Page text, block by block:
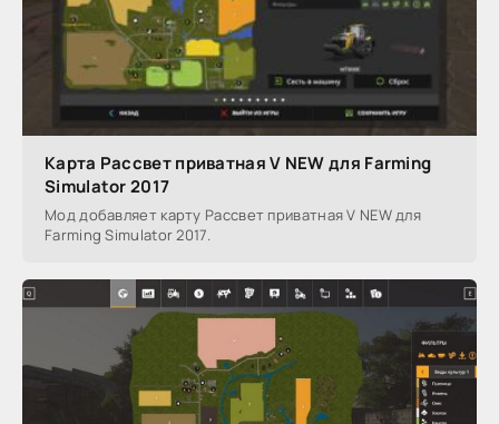
Карта Рассвет приватная V NEW для Farming
Simulator 2017
Мод добавляет карту Рассвет приватная V NEW для
Farming Simulator 2017.